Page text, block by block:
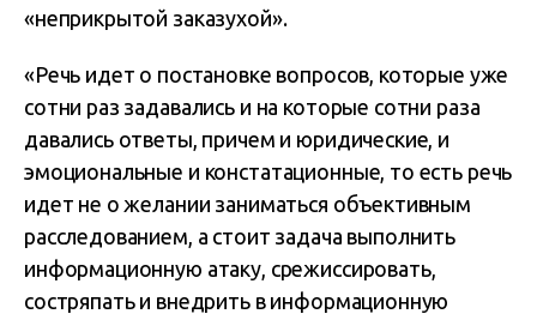
«неприкрытой заказухой».
«Речь идет о постановке вопросов, которые уже
сотни раз задавались и на которые сотни раза
давались ответы, причем и юридические, и
эмоциональные и констатационные, то есть речь
идет не о желании заниматься объективным
расследованием, а стоит задача выполнить
информационную атаку, срежиссировать,
состряпать и внедрить в информационную